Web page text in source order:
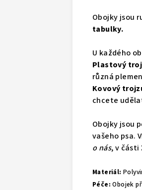
Obojky jsou
tabulky.
U každého
Plastový
různá
Kovový
chcete
Obojky jsou
vašeho psa.
o nás, v části
Materiál:
Péče: Obojek